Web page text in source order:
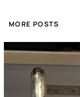
MORE POSTS